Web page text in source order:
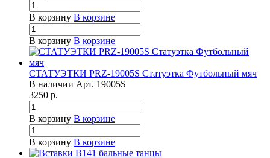
В корзину В корзине
В корзину В корзине
СТАТУЭТКИ PRZ-19005S Статуэтка Футбольный мяч
В наличии Арт. 19005S
3250 р.
В корзину В корзине
В корзину В корзине